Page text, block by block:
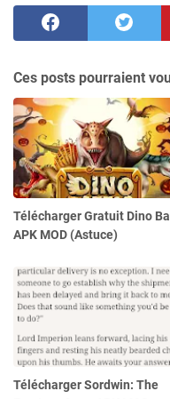
Ces posts pourraient
Télécharger Gratuit Dino
APK MOD (Astuce)
Télécharger Sordwin: The